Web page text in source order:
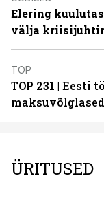
Elering kuulutas
välja
TOP
TOP 231 | Eesti
maksuvõlglased
ÜRITUSED